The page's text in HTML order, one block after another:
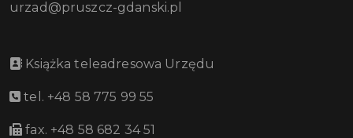
urzad@pruszcz-gdanski.pl
Książka teleadresowa Urzędu
tel. +48 58 775 99 55
fax. +48 58 682 34 51